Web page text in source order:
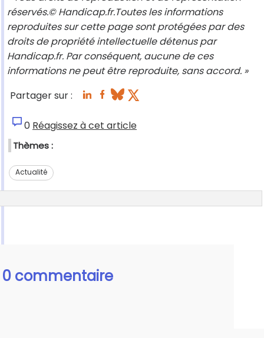
réservés.© Handicap.fr.Toutes les informations
reproduites sur cette page sont protégées par des
droits de propriété intellectuelle détenus par
Handicap.fr. Par conséquent, aucune de ces
informations ne peut être reproduite, sans accord. »
Partager sur :
0 Réagissez à cet article
Thèmes :
Actualité
0 commentaire